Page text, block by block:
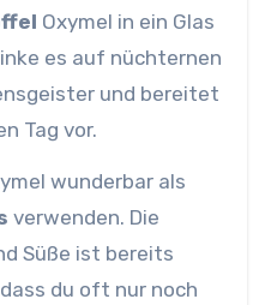
Oxymel in ein Glas
es auf nüchternen
und bereitet
Tag vor.
wunderbar als
verwenden. Die
Süße ist bereits
du oft nur noch